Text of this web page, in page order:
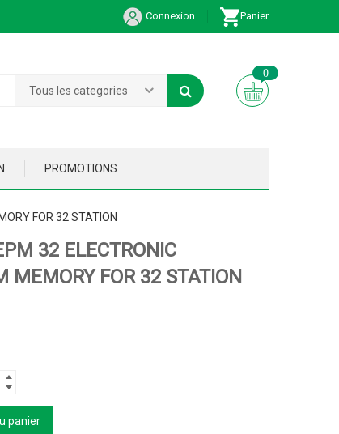
Connexion Panier
Tous les categories
0
PROMOTIONS
FOR 32 STATION
32 ELECTRONIC
MEMORY FOR 32 STATION
panier